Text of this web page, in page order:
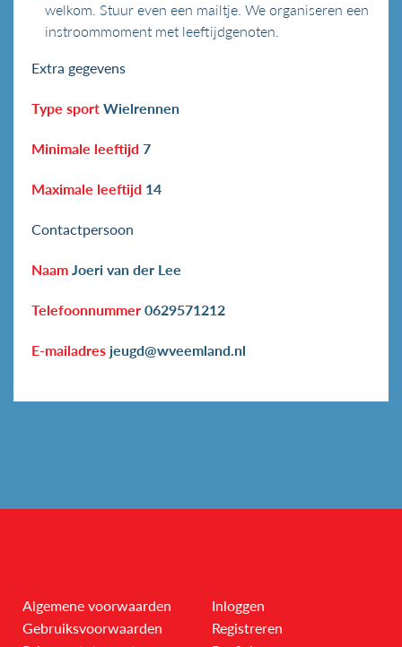
welkom. Stuur even een mailtje. We organiseren een
instroommoment met leeftijdgenoten.
Extra gegevens
Type sport Wielrennen
Minimale leeftijd 7
Maximale leeftijd 14
Contactpersoon
Naam Joeri van der Lee
Telefoonnummer 0629571212
E-mailadres jeugd@wveemland.nl
Algemene voorwaarden
Gebruiksvoorwaarden
Inloggen
Registreren